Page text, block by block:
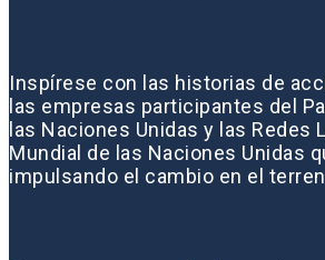
Inspírese con las historias de
las empresas participantes del
las Naciones Unidas y las Redes
Mundial de las Naciones Unidas
impulsando el cambio en el